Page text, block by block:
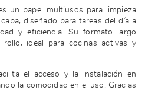
un papel multiusos para limpieza
diseñado para tareas del día a
y eficiencia. Su formato largo
ideal para cocinas activas y
el acceso y la instalación en
la comodidad en el uso. Gracias